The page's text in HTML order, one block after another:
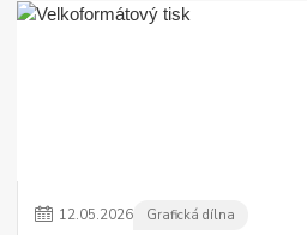
12.05.2026 Grafická dílna